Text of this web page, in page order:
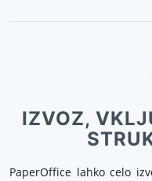
IZVOZ,
PaperOffice lahko celo